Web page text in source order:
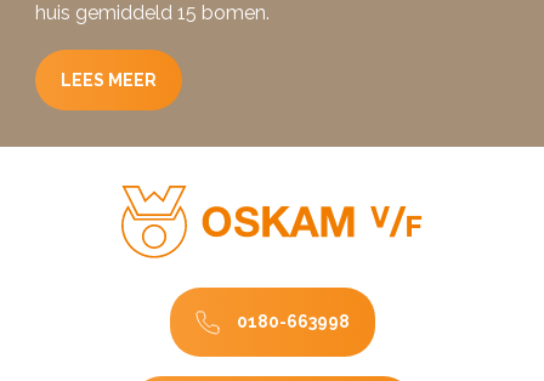
huis gemiddeld 15 bomen.
LEES MEER
0180-663998